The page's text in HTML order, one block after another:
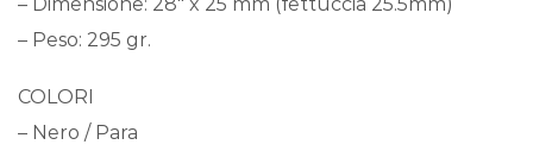
– Peso: 295 gr.
COLORI
– Nero / Para